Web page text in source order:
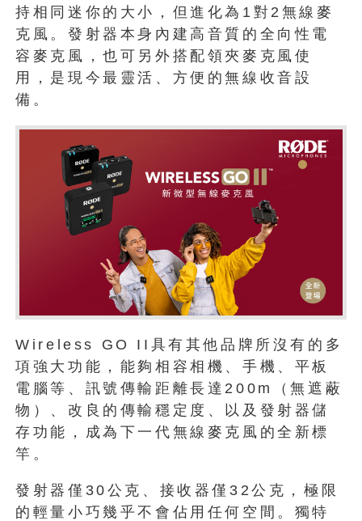
持相同迷你的大小，但進化為1對2無線麥
克風。發射器本身內建高音質的全向性電
容麥克風，也可另外搭配領夾麥克風使
用，是現今最靈活、方便的無線收音設
備。
Wireless GO II具有其他品牌所沒有的多
項強大功能，能夠相容相機、手機、平板
電腦等、訊號傳輸距離長達200m（無遮蔽
物）、改良的傳輸穩定度、以及發射器儲
存功能，成為下一代無線麥克風的全新標
竿。
發射器僅30公克、接收器僅32公克，極限
的輕量小巧幾乎不會佔用任何空間。獨特